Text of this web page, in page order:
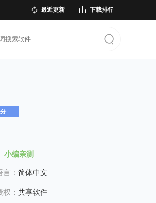
最近更新 下载排行
小编亲测
言： 简体中文
权： 共享软件